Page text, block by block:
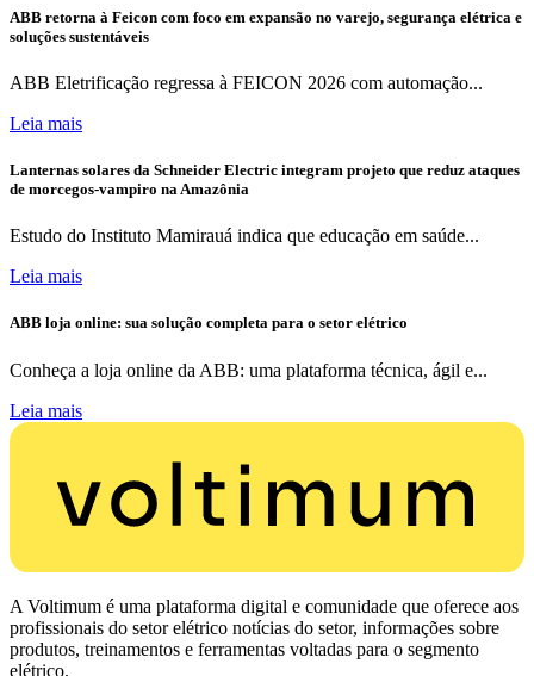
ABB retorna à Feicon com foco em expansão no varejo, segurança elétrica e
soluções sustentáveis
ABB Eletrificação regressa à FEICON 2026 com automação...
Leia mais
Lanternas solares da Schneider Electric integram projeto que reduz ataques
de morcegos-vampiro na Amazônia
Estudo do Instituto Mamirauá indica que educação em saúde...
Leia mais
ABB loja online: sua solução completa para o setor elétrico
Conheça a loja online da ABB: uma plataforma técnica, ágil e...
Leia mais
A Voltimum é uma plataforma digital e comunidade que oferece aos
profissionais do setor elétrico notícias do setor, informações sobre
produtos, treinamentos e ferramentas voltadas para o segmento
elétrico.